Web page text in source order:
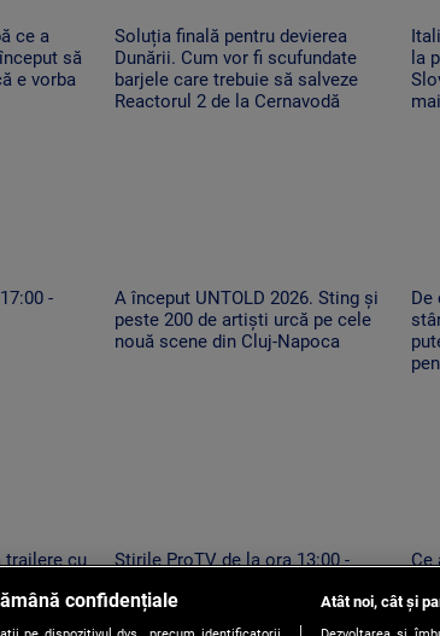
ce a
să
e vorba
Soluția finală pentru devierea
Dunării. Cum vor fi scufundate
barjele care trebuie să salveze
Reactorul 2 de la Cernavodă
la
-
A început UNTOLD 2026. Sting și
peste 200 de artiști urcă pe cele
nouă scene din Cluj-Napoca
De
trailere cu
neatent
Știrile ProTV de la ora 13:00 -
Ce
să
confidențiale Atât noi, cât și